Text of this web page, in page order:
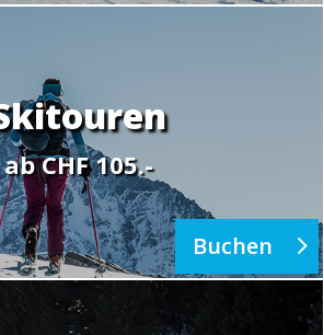
ab CHF 105.-
Buchen